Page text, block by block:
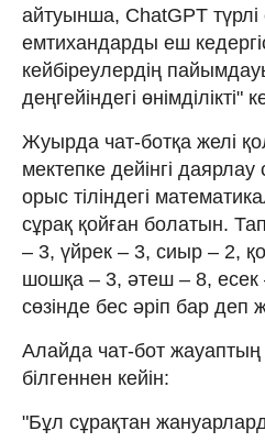
айтуынша, ChatGPT
емтихандарды еш
кейбіреулердің
деңгейіндегі өнімділікті"
Жуырда чат-ботқа желі
мектепке дейінгі
орыс тіліндегі
сұрақ қойған болатын.
– 3, үйрек – 3, сиыр – 2,
шошқа – 3, әтеш – 8, есек
сөзінде бес әріп бар деп
Алайда чат-бот жауаптың
білгеннен кейін:
"Бұл сұрақтан